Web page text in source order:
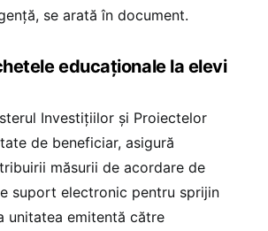
se arată în document.
educaționale la elevi
Investiţiilor şi Proiectelor
de beneficiar, asigură
măsurii de acordare de
suport electronic pentru sprijin
unitatea emitentă către